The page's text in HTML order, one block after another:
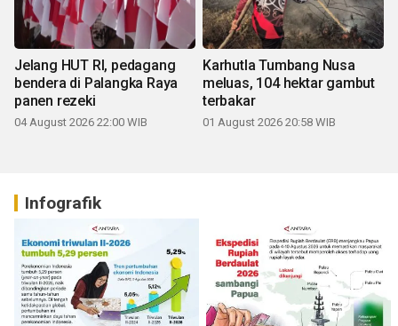
Jelang HUT RI, pedagang
bendera di Palangka Raya
panen rezeki
04 August 2026 22:00 WIB
Karhutla Tumbang Nusa
meluas, 104 hektar gambut
terbakar
01 August 2026 20:58 WIB
Infografik